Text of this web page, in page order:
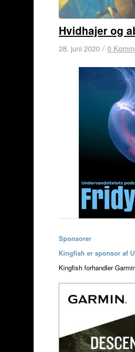
Hvidhajer og
28. juni 2020 / 0
Sponsorer
Kingfish er sponsor af
Kingfish forhandler